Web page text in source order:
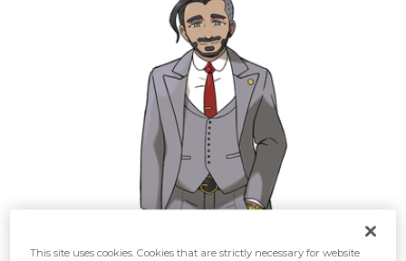
This site uses cookies. Cookies that are strictly necessary for website